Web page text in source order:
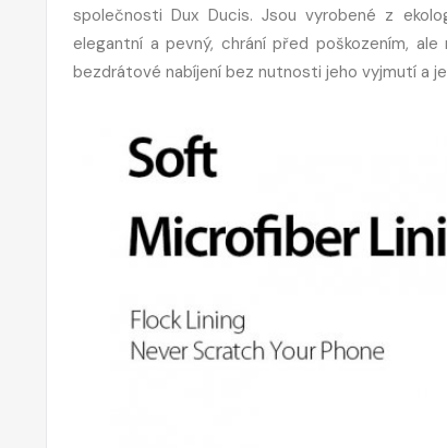
společnosti Dux Ducis. Jsou vyrobené z
elegantní a pevný, chrání před poškozením,
bezdrátové nabíjení bez nutnosti jeho vyjmutí a